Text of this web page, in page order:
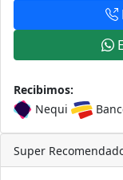
Recibimos:
Nequi
Super